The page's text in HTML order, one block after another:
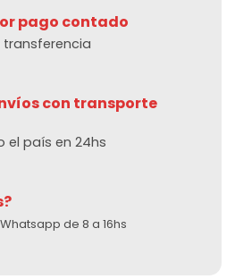
pago contado
transferencia
con transporte
el país en 24hs
de 8 a 16hs